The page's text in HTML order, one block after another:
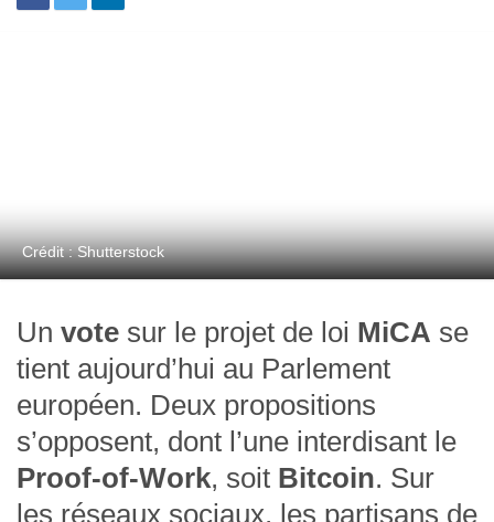
Crédit : Shutterstock
Un vote sur le projet de loi MiCA se
tient aujourd’hui au Parlement
européen. Deux propositions
s’opposent, dont l’une interdisant le
Proof-of-Work, soit Bitcoin. Sur
les réseaux sociaux, les partisans de